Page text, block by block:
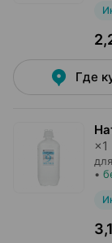
Где
×1
•